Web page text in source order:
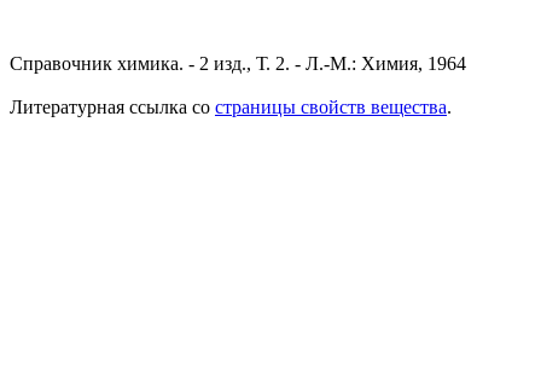
Справочник химика. - 2 изд., Т. 2. - Л.-М.: Химия, 1964
Литературная ссылка со страницы свойств вещества.